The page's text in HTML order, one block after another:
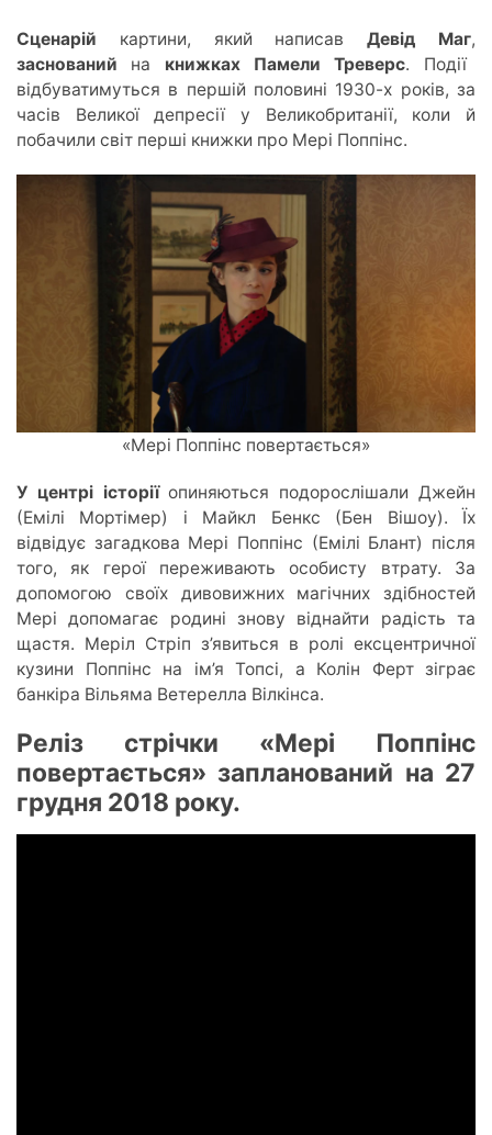
Сценарій картини, який написавДевід Маг,
заснований на книжках Памели Треверс. Події
відбуватимуться в першій половині 1930-х років, за
часів Великої депресіїу Великобританії, коли й
побачили світ перші книжки про Мері Поппінс.
«Мері Поппінс повертається»
У центрі історіїопиняються подорослішали Джейн
(Емілі Мортімер) і Майкл Бенкс (Бен Вішоу). Їх
відвідує загадкова Мері Поппінс (Емілі Блант) після
того, як герої переживають особисту втрату. За
допомогою своїх дивовижних магічних здібностей
Мері допомагає родині знову віднайти радість та
щастя. Меріл Стріп з’явиться в ролі ексцентричної
кузини Поппінс на ім’я Топсі, а Колін Ферт зіграє
банкіра Вільяма Ветерелла Вілкінса.
Реліз стрічки «Мері Поппінс
повертається» запланований на 27
грудня 2018 року.